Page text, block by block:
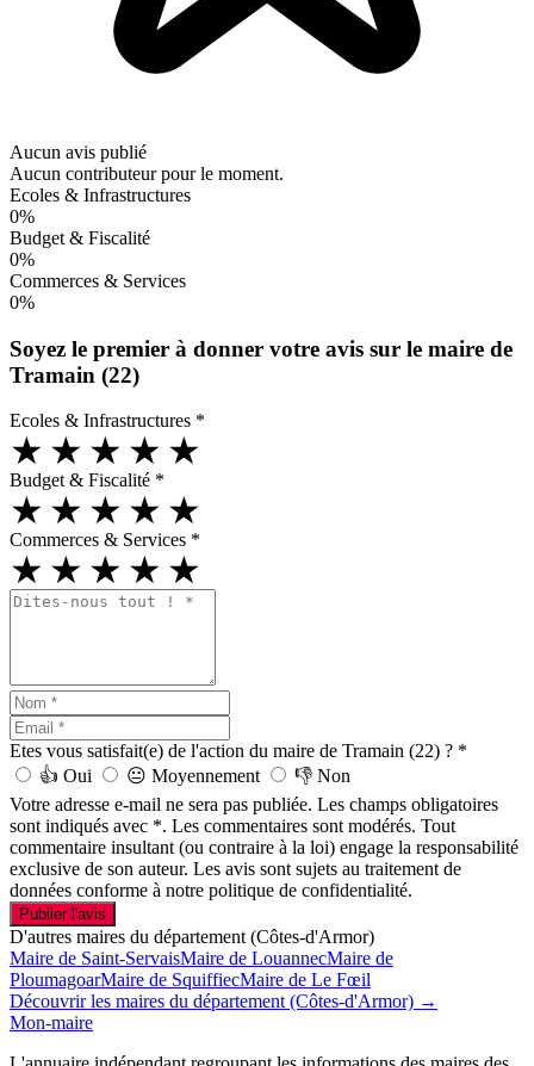
Aucun avis publié
Aucun contributeur pour le moment.
Ecoles & Infrastructures
0%
Budget & Fiscalité
0%
Commerces & Services
0%
Soyez le premier à donner votre avis sur le maire de
Tramain (22)
Ecoles & Infrastructures *
★ ★ ★ ★ ★
Budget & Fiscalité *
★ ★ ★ ★ ★
Commerces & Services *
★ ★ ★ ★ ★
Etes vous satisfait(e) de l'action du maire de Tramain (22) ? *
👍 Oui 😐 Moyennement 👎 Non
Votre adresse e-mail ne sera pas publiée. Les champs obligatoires
sont indiqués avec *. Les commentaires sont modérés. Tout
commentaire insultant (ou contraire à la loi) engage la responsabilité
exclusive de son auteur. Les avis sont sujets au traitement de
données conforme à notre politique de confidentialité.
Publier l'avis
D'autres maires du département (Côtes-d'Armor)
Maire de Saint-ServaisMaire de LouannecMaire de
PloumagoarMaire de SquiffiecMaire de Le Fœil
Découvrir les maires du département (Côtes-d'Armor) →
Mon-maire